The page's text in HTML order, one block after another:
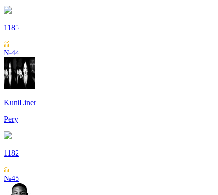
1185
№44
KuniLiner
Pery
1182
№45